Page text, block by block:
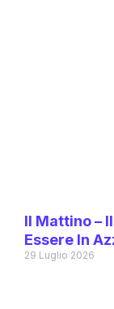
Il Mattino –
Essere In
29 Luglio 2026